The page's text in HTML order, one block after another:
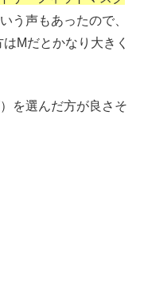
う声もあったので、
Mだとかなり大きく
を選んだ方が良さそ